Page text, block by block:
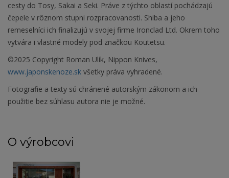
cesty do Tosy, Sakai a Seki. Práve z týchto oblastí pochádzajú
čepele v rôznom stupni rozpracovanosti. Shiba a jeho
remeselníci ich finalizujú v svojej firme Ironclad Ltd. Okrem toho
vytvára i vlastné modely pod značkou Koutetsu.
©2025 Copyright Roman Ulík, Nippon Knives,
www.japonskenoze.sk všetky práva vyhradené.
Fotografie a texty sú chránené autorským zákonom a ich
použitie bez súhlasu autora nie je možné.
O výrobcovi